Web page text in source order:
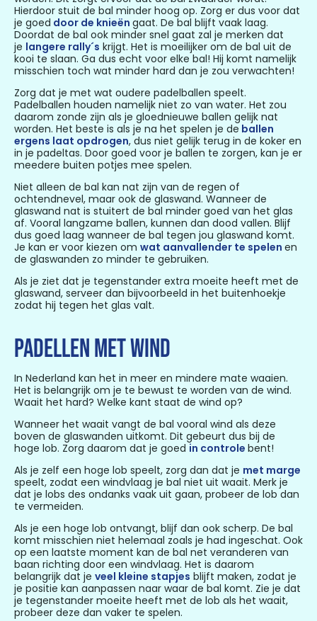
Hierdoor stuit de bal minder hoog op. Zorg er dus voor dat
je goed door de knieën gaat. De bal blijft vaak laag.
Doordat de bal ook minder snel gaat zal je merken dat
je langere rally´s krijgt. Het is moeilijker om de bal uit de
kooi te slaan. Ga dus echt voor elke bal! Hij komt namelijk
misschien toch wat minder hard dan je zou verwachten!
Zorg dat je met wat oudere padelballen speelt.
Padelballen houden namelijk niet zo van water. Het zou
daarom zonde zijn als je gloednieuwe ballen gelijk nat
worden. Het beste is als je na het spelen je de ballen
ergens laat opdrogen, dus niet gelijk terug in de koker en
in je padeltas. Door goed voor je ballen te zorgen, kan je er
meedere buiten potjes mee spelen.
Niet alleen de bal kan nat zijn van de regen of
ochtendnevel, maar ook de glaswand. Wanneer de
glaswand nat is stuitert de bal minder goed van het glas
af. Vooral langzame ballen, kunnen dan dood vallen. Blijf
dus goed laag wanneer de bal tegen jou glaswand komt.
Je kan er voor kiezen om wat aanvallender te spelen en
de glaswanden zo minder te gebruiken.
Als je ziet dat je tegenstander extra moeite heeft met de
glaswand, serveer dan bijvoorbeeld in het buitenhoekje
zodat hij tegen het glas valt.
Padellen met wind
In Nederland kan het in meer en mindere mate waaien.
Het is belangrijk om je te bewust te worden van de wind.
Waait het hard? Welke kant staat de wind op?
Wanneer het waait vangt de bal vooral wind als deze
boven de glaswanden uitkomt. Dit gebeurt dus bij de
hoge lob. Zorg daarom dat je goed in controle bent!
Als je zelf een hoge lob speelt, zorg dan dat je met marge
speelt, zodat een windvlaag je bal niet uit waait. Merk je
dat je lobs des ondanks vaak uit gaan, probeer de lob dan
te vermeiden.
Als je een hoge lob ontvangt, blijf dan ook scherp. De bal
komt misschien niet helemaal zoals je had ingeschat. Ook
op een laatste moment kan de bal net veranderen van
baan richting door een windvlaag. Het is daarom
belangrijk dat je veel kleine stapjes blijft maken, zodat je
je positie kan aanpassen naar waar de bal komt. Zie je dat
je tegenstander moeite heeft met de lob als het waait,
probeer deze dan vaker te spelen.